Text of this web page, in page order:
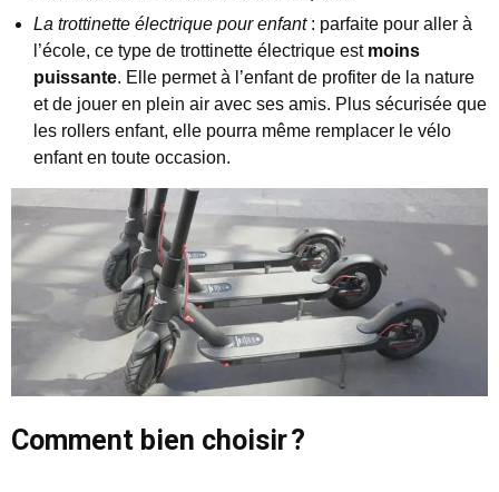
La trottinette électrique pour enfant: parfaite pour aller à
l’école, ce type de trottinette électrique est moins
puissante. Elle permet à l’enfant de profiter de la nature
et de jouer en plein air avec ses amis. Plus sécurisée que
les rollers enfant, elle pourra même remplacer le vélo
enfant en toute occasion.
Comment bien choisir ?